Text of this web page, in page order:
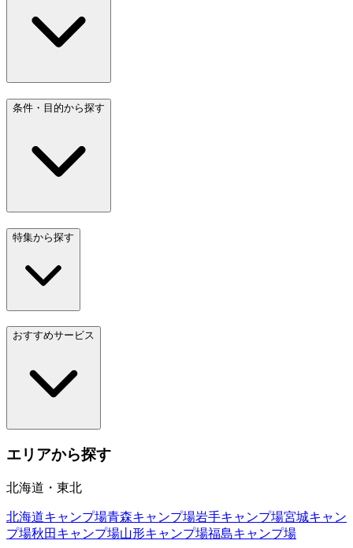
条件・目的から探す
特集から探す
おすすめサービス
エリアから探す
北海道・東北
北海道キャンプ場青森キャンプ場岩手キャンプ場宮城キャン
プ場秋田 キャンプ場山形キャンプ場福島キャンプ場